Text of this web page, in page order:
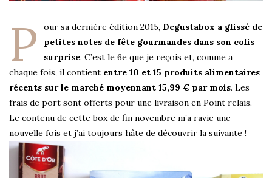
P our sa dernière édition 2015, Degustabox a glissé de
petites notes de fête gourmandes dans son colis
surprise. C’est le 6e que je reçois et, comme a
chaque fois, il contient entre 10 et 15 produits alimentaires
récents sur le marché moyennant 15,99 € par mois. Les
frais de port sont offerts pour une livraison en Point relais.
Le contenu de cette box de fin novembre m’a ravie une
nouvelle fois et j’ai toujours hâte de découvrir la suivante !